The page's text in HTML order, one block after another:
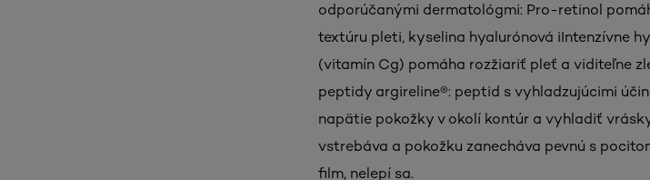
odporúčanými dermatológmi: Pro-retinol
textúru pleti, kyselina hyalurónová iIntenzívne
(vitamín Cg) pomáha rozžiariť pleť a viditeľne
peptidy argireline®: peptid s vyhladzujúcimi
napätie pokožky v okolí kontúr a vyhladiť
vstrebáva a pokožku zanecháva pevnú s
film, nelepí sa.